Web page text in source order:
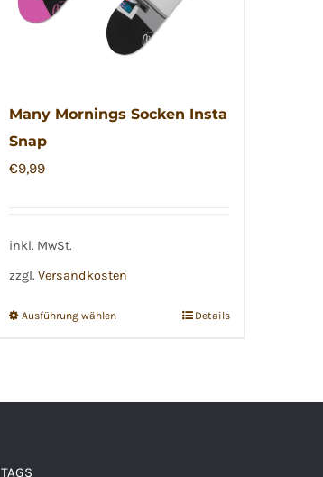
Many Mornings Socken Insta
Snap
€9,99
inkl. MwSt.
zzgl. Versandkosten
Ausführung wählenDieses
mehrere
Details
TAGS